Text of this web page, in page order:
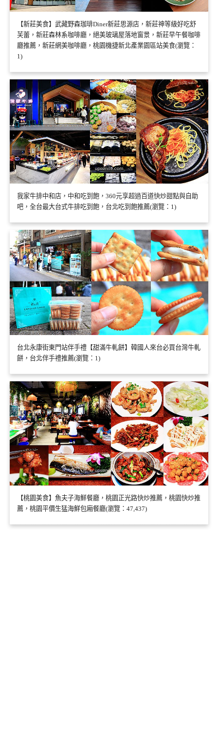
【新莊美食】武藏野森珈琲Diner新莊思源店，新莊神等級好吃舒
芙蕾，新莊森林系咖啡廳，絕美玻璃屋落地窗景，新莊早午餐咖啡
廳推薦，新莊網美咖啡廳，桃園機捷新北產業園區站美食(瀏覽：
1)
我家牛排中和店，中和吃到飽，360元享超過百道快炒甜點與自助
吧，全台最大台式牛排吃到飽，台北吃到飽推薦(瀏覽：1)
台北永康街東門站伴手禮【甜滿牛軋餅】韓國人來台必買台灣牛軋
餅，台北伴手禮推薦(瀏覽：1)
【桃園美食】魚夫子海鮮餐廳，桃園正光路快炒推薦，桃園快炒推
薦，桃園平價生猛海鮮包廂餐廳(瀏覽：47,437)